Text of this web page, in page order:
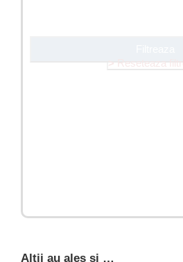
Reseteaza filtre
Altii au ales si …